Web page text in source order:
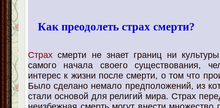
Как преодолеть страх смерти?
Страх смерти не знает границ ни
самого начала своего существования,
интерес к жизни после смерти, о том что
Было сделано немало предположений, из
стали основой для религий мира. Страх